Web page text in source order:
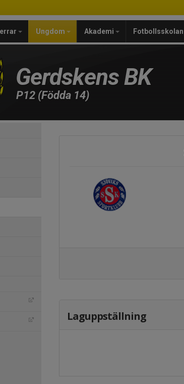
Ungdom Akademi Fotbollsskolan
Gerdskens BK
P12 (Födda 14)
Laguppställning